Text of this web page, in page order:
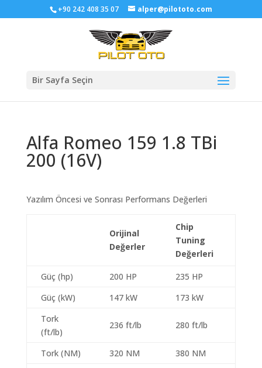
+90 242 408 35 07 alper@pilototo.com
Bir Sayfa Seçin
Alfa Romeo 159 1.8 TBi
200 (16V)
Yazılım Öncesi ve Sonrası Performans Değerleri
Orijinal
Değerler
Chip
Tuning
Değerleri
Güç (hp) 200 HP
235 HP
Güç (kW)
147 kW
173 kW
Tork
(ft/lb)
236 ft/lb 280 ft/lb
Tork (NM) 320 NM
380 NM